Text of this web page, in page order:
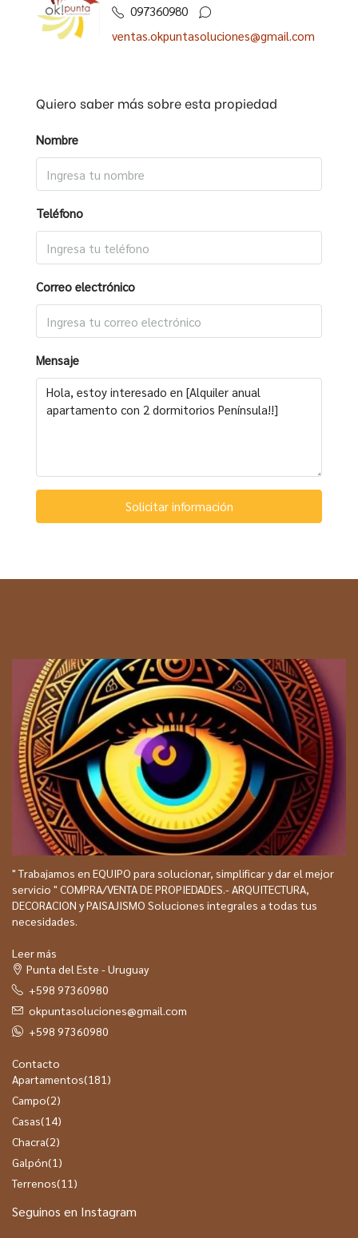
097360980
ventas.okpuntasoluciones@gmail.com
Quiero saber más sobre esta propiedad
Nombre
Teléfono
Correo electrónico
Mensaje
Solicitar información
" Trabajamos en EQUIPO para solucionar, simplificar y dar el mejor
servicio " COMPRA/VENTA DE PROPIEDADES.- ARQUITECTURA,
DECORACION y PAISAJISMO Soluciones integrales a todas tus
necesidades.
Leer más
Punta del Este - Uruguay
+598 97360980
okpuntasoluciones@gmail.com
+598 97360980
Contacto
Apartamentos(181)
Campo(2)
Casas(14)
Chacra(2)
Galpón(1)
Terrenos(11)
Seguinos en Instagram